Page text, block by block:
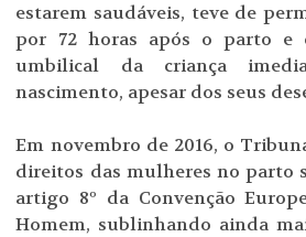
estarem saudáveis, teve de
por 72 horas após o parto e
umbilical da criança
nascimento, apesar dos seus
Em novembro de 2016, o
direitos das mulheres no parto
artigo 8º da Convenção
Homem, sublinhando ainda